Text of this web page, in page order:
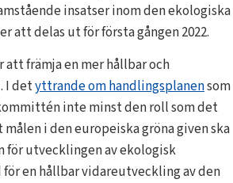
insatser inom den ekologiska
att delas ut för första gången 2022.
att främja en mer hållbar och
I detyttrande om handlingsplanensom
inte minst den roll som det
i den europeiska gröna given ska
för utvecklingen av ekologisk
en hållbar vidareutveckling av den